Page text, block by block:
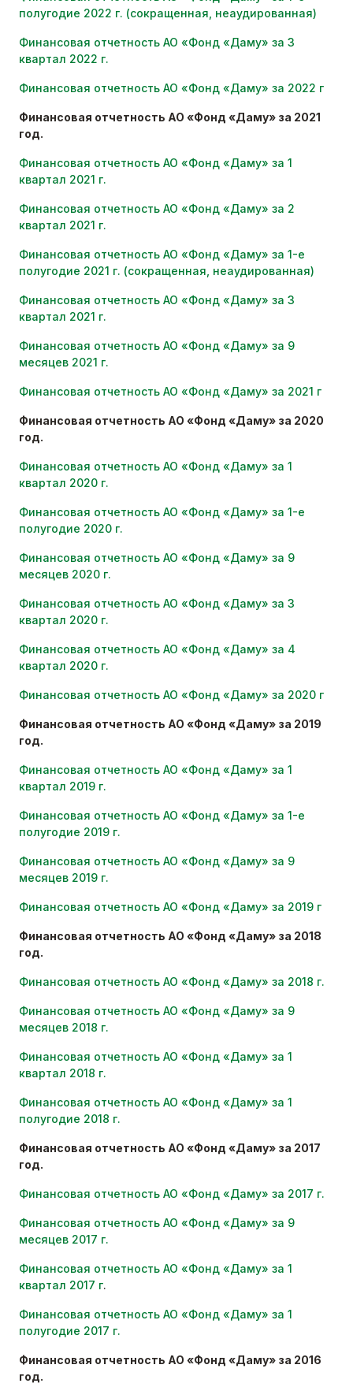
полугодие 2022 г. (сокращенная, неаудированная)
Финансовая отчетность АО «Фонд «Даму» за 3
квартал 2022 г.
Финансовая отчетность АО «Фонд «Даму» за 2022 г
Финансовая отчетность АО «Фонд «Даму» за 2021
год.
Финансовая отчетность АО «Фонд «Даму» за 1
квартал 2021 г.
Финансовая отчетность АО «Фонд «Даму» за 2
квартал 2021 г.
Финансовая отчетность АО «Фонд «Даму» за 1-е
полугодие 2021 г. (сокращенная, неаудированная)
Финансовая отчетность АО «Фонд «Даму» за 3
квартал 2021 г.
Финансовая отчетность АО «Фонд «Даму» за 9
месяцев 2021 г.
Финансовая отчетность АО «Фонд «Даму» за 2021 г
Финансовая отчетность АО «Фонд «Даму» за 2020
год.
Финансовая отчетность АО «Фонд «Даму» за 1
квартал 2020 г.
Финансовая отчетность АО «Фонд «Даму» за 1-е
полугодие 2020 г.
Финансовая отчетность АО «Фонд «Даму» за 9
месяцев 2020 г.
Финансовая отчетность АО «Фонд «Даму» за 3
квартал 2020 г.
Финансовая отчетность АО «Фонд «Даму» за 4
квартал 2020 г.
Финансовая отчетность АО «Фонд «Даму» за 2020 г
Финансовая отчетность АО «Фонд «Даму» за 2019
год.
Финансовая отчетность АО «Фонд «Даму» за 1
квартал 2019 г.
Финансовая отчетность АО «Фонд «Даму» за 1-е
полугодие 2019 г.
Финансовая отчетность АО «Фонд «Даму» за 9
месяцев 2019 г.
Финансовая отчетность АО «Фонд «Даму» за 2019 г
Финансовая отчетность АО «Фонд «Даму» за 2018
год.
Финансовая отчетность АО «Фонд «Даму» за 2018 г.
Финансовая отчетность АО «Фонд «Даму» за 9
месяцев 2018 г.
Финансовая отчетность АО «Фонд «Даму» за 1
квартал 2018 г.
Финансовая отчетность АО «Фонд «Даму» за 1
полугодие 2018 г.
Финансовая отчетность АО «Фонд «Даму» за 2017
год.
Финансовая отчетность АО «Фонд «Даму» за 2017 г.
Финансовая отчетность АО «Фонд «Даму» за 9
месяцев 2017 г.
Финансовая отчетность АО «Фонд «Даму» за 1
квартал 2017 г.
Финансовая отчетность АО «Фонд «Даму» за 1
полугодие 2017 г.
Финансовая отчетность АО «Фонд «Даму» за 2016
год.